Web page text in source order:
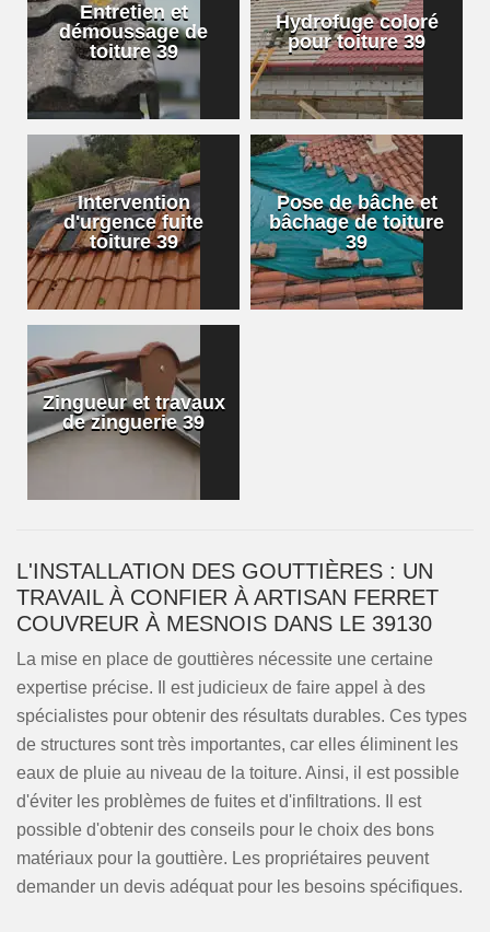
Entretien et
démoussage de
toiture 39
Hydrofuge coloré
pour toiture 39
Intervention
d'urgence fuite
toiture 39
Pose de bâche et
bâchage de toiture
39
Zingueur et travaux
de zinguerie 39
L'INSTALLATION DES GOUTTIÈRES : UN
TRAVAIL À CONFIER À ARTISAN FERRET
COUVREUR À MESNOIS DANS LE 39130
La mise en place de gouttières nécessite une certaine
expertise précise. Il est judicieux de faire appel à des
spécialistes pour obtenir des résultats durables. Ces types
de structures sont très importantes, car elles éliminent les
eaux de pluie au niveau de la toiture. Ainsi, il est possible
d'éviter les problèmes de fuites et d'infiltrations. Il est
possible d'obtenir des conseils pour le choix des bons
matériaux pour la gouttière. Les propriétaires peuvent
demander un devis adéquat pour les besoins spécifiques.